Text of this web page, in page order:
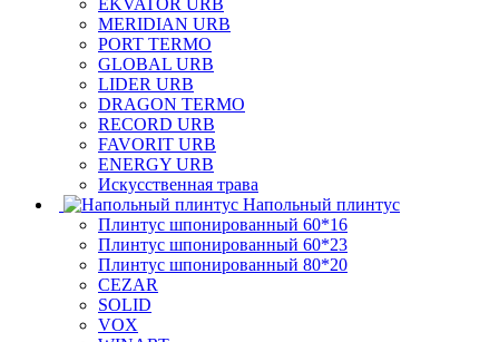
MERIDIAN URB
PORT TERMO
GLOBAL URB
LIDER URB
DRAGON TERMO
RECORD URB
FAVORIT URB
ENERGY URB
Искусственная трава
Напольный плинтус
Плинтус шпонированный 60*16
Плинтус шпонированный 60*23
Плинтус шпонированный 80*20
CEZAR
SOLID
VOX